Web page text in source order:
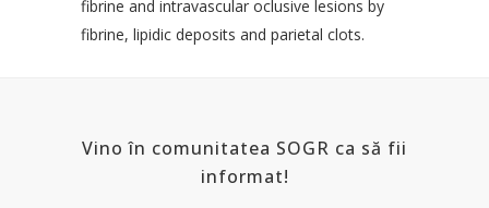
fibrine and intravascular oclusive lesions by
fibrine, lipidic deposits and parietal clots.
Vino în comunitatea SOGR ca să fii
informat!